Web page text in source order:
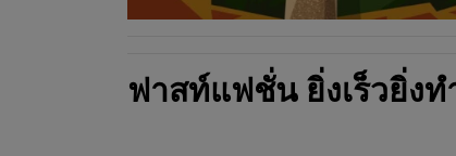
ฟาสท์แฟชั่น ยิ่งเร็วยิ่งท